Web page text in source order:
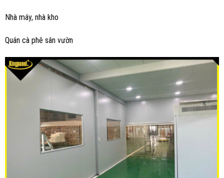
Nhà máy, nhà kho
Quán cà phê sân vườn